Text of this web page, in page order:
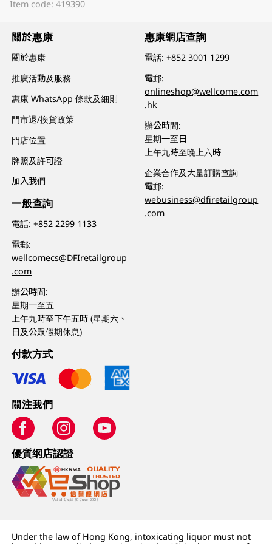
Item code: 419390
關於惠康
關於惠康
推廣活動及服務
惠康 WhatsApp 條款及細則
門市退/換貨政策
門店位置
牌照及許可證
加入我們
一般查詢
電話:+852 2299 1133
電郵:
wellcomecs@DFIretailgroup
.com
辦公時間:
星期一至五
上午九時至下午五時 (星期六、
日及公眾假期休息)
惠康網店查詢
電話:+852 3001 1299
電郵:
onlineshop@wellcome.com
.hk
辦公時間:
星期一至日
上午九時至晚上六時
企業合作及大量訂購查詢
電郵:
webusiness@dfiretailgroup
.com
付款方式
關注我們
優質纲店認證
Under the law of Hong Kong, intoxicating liquor must not